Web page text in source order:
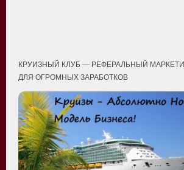
КРУИЗНЫЙ КЛУБ — РЕФЕРАЛЬНЫЙ
ДЛЯ ОГРОМНЫХ ЗАРАБОТКОВ